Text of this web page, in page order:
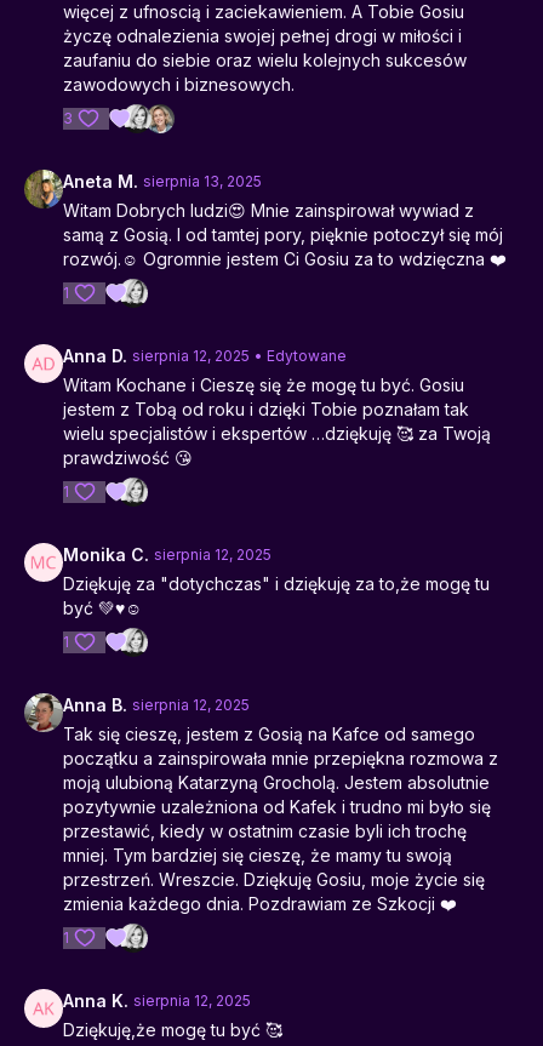
więcej z ufnoscią i zaciekawieniem. A Tobie Gosiu
życzę odnalezienia swojej pełnej drogi w miłości i
zaufaniu do siebie oraz wielu kolejnych sukcesów
zawodowych i biznesowych.
3
Aneta M. sierpnia 13, 2025
Witam Dobrych ludzi😍 Mnie zainspirował wywiad z
samą z Gosią. I od tamtej pory, pięknie potoczył się mój
rozwój.☺️ Ogromnie jestem Ci Gosiu za to wdzięczna ❤️
1
Anna D. sierpnia 12, 2025 • Edytowane
Witam Kochane i Cieszę się że mogę tu być. Gosiu
jestem z Tobą od roku i dzięki Tobie poznałam tak
wielu specjalistów i ekspertów …dziękuję 🥰 za Twoją
prawdziwość 😘
1
Monika C. sierpnia 12, 2025
Dziękuję za "dotychczas" i dziękuję za to,że mogę tu
być 💚♥️☺️
1
Anna B. sierpnia 12, 2025
Tak się cieszę, jestem z Gosią na Kafce od samego
początku a zainspirowała mnie przepiękna rozmowa z
moją ulubioną Katarzyną Grocholą. Jestem absolutnie
pozytywnie uzależniona od Kafek i trudno mi było się
przestawić, kiedy w ostatnim czasie byli ich trochę
mniej. Tym bardziej się cieszę, że mamy tu swoją
przestrzeń. Wreszcie. Dziękuję Gosiu, moje życie się
zmienia każdego dnia. Pozdrawiam ze Szkocji ❤️
1
Anna K. sierpnia 12, 2025
Dziękuję,że mogę tu być 🥰